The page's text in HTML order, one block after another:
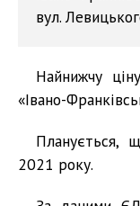
вул.
Найнижчу
«Івано-
Планується,
2021 року.